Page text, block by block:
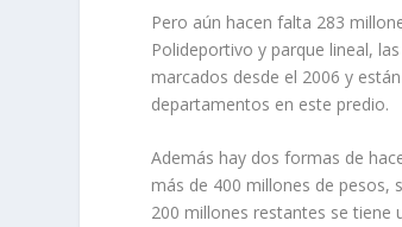
Pero aún hacen falta 283
Polideportivo y parque lineal,
marcados desde el 2006 y
departamentos en este predio.
Además hay dos formas de
más de 400 millones de pesos,
200 millones restantes se tiene